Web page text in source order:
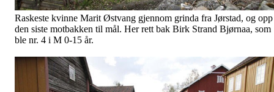
Raskeste kvinne Marit Østvang gjennom grinda fra Jørstad, og opp
den siste motbakken til mål. Her rett bak Birk Strand Bjørnaa, som
ble nr. 4 i M 0-15 år.